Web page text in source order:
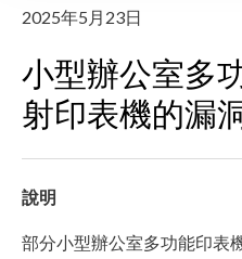
小型辦公室
2025年5月23日
小型辦公室多
射印表機的漏
說明
部分小型辦公室多功能印表